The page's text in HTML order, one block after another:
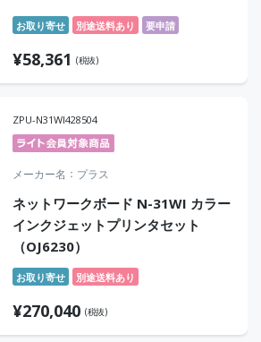
お取り寄せ 別途送料あり 要申請
¥58,361 (税抜)
ZPU-N31WI428504
メーカー名 プラス
ネットワークボード N-31WI カラー
インクジェットプリンタセット
（OJ6230）
お取り寄せ 別途送料あり
¥270,040 (税抜)